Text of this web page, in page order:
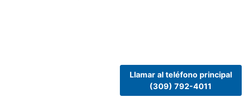
Llamar al teléfono principal
(309) 792-4011